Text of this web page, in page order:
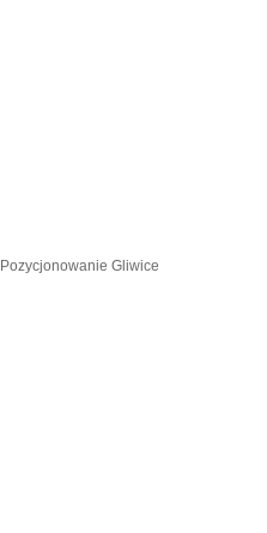
Pozycjonowanie Gliwice